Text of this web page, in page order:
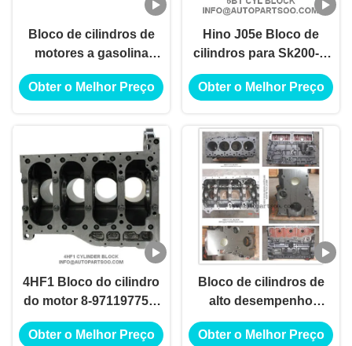
Bloco de cilindros de
motores a gasolina
Tapa De Cilindro De
Isuzu 4he1 Bloco de
Obter o Melhor Preço
Hino J05e Bloco de
cilindros para Sk200-8,
Sk250-8 Kobelco
Excavadora
Manutenção
Obter o Melhor Preço
4HF1 Bloco do cilindro
do motor 8-97119775-0
8971197750 8-
97163853-5 8971638535
Obter o Melhor Preço
Bloco de cilindros de
alto desempenho
ISUZU 4BG1T, peças do
motor diesel ISUZU
Obter o Melhor Preço